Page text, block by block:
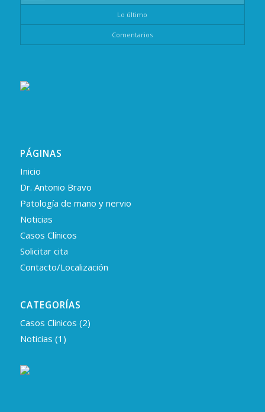
Lo último
Comentarios
PÁGINAS
Inicio
Dr. Antonio Bravo
Patología de mano y nervio
Noticias
Casos Clínicos
Solicitar cita
Contacto/Localización
CATEGORÍAS
Casos Clinicos (2)
Noticias (1)